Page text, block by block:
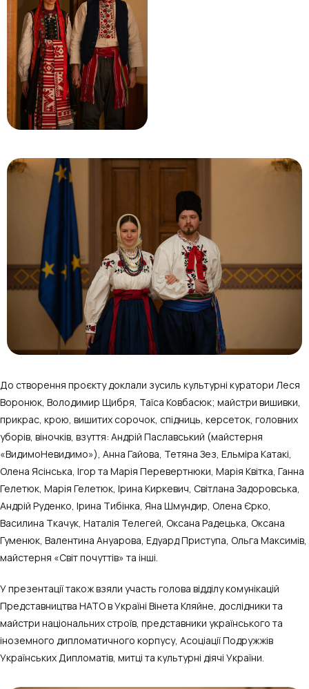
До створення проєкту доклали зусиль культурні куратори Леся
Воронюк, Володимир Щибря, Таїса Ковбасюк; майстри вишивки,
прикрас, крою, вишитих сорочок, спідниць, керсеток, головних
уборів, віночків, взуття: Андрій Паславський (майстерня
«ВидимоНевидимо»), Анна Гайова, Тетяна Зез, Ельміра Катакі,
Олена Ясінська, Ігор та Марія Перевертнюки, Марія Квітка, Ганна
Гелетюк, Марія Гелетюк, Ірина Киркевич, Світлана Задоровська,
Андрій Руденко, Ірина Тибінка, Яна Шмундир, Олена Єрко,
Василина Ткачук, Наталія Телегей, Оксана Радецька, Оксана
Гуменюк, Валентина Ануарова, Едуард Приступа, Ольга Максимів,
майстерня «Світ почуттів» та інші.
У презентації також взяли участь голова відділу комунікацій
Представництва НАТО в Україні Вінета Кляйне, дослідники та
майстри національних строїв, представники українського та
іноземного дипломатичного корпусу, Асоціації Подружжів
Українських Дипломатів, митці та культурні діячі України.